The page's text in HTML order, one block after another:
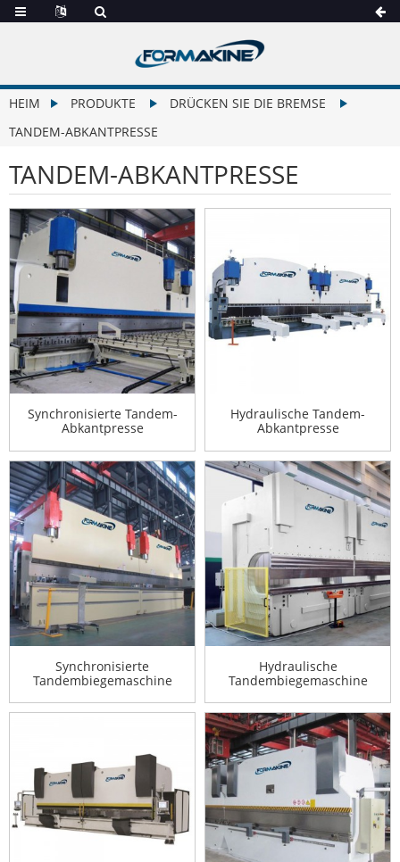
HEIM PRODUKTE
DRÜCKEN SIE DIE BREMSE
TANDEM-ABKANTPRESSE
TANDEM-ABKANTPRESSE
Synchronisierte Tandem-
Abkantpresse
Hydraulische Tandem-
Abkantpresse
Synchronisierte
Tandembiegemaschine
Hydraulische
Tandembiegemaschine